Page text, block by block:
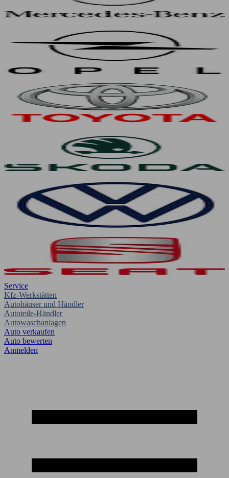
Service
Kfz-Werkstätten
Autohäuser und Händler
Autoteile-Händler
Autowaschanlagen
Auto verkaufen
Auto bewerten
Anmelden